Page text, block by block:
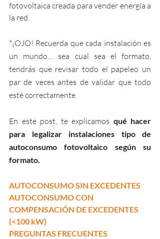
fotovoltaica creada para vender energía a
la red.
*¡OJO! Recuerda que cada instalación es
un mundo… sea cual sea el formato,
tendrás que revisar todo el papeleo un
par de veces antes de validar que todo
esté correctamente.
En este post, te explicamos qué hacer
para legalizar instalaciones tipo de
autoconsumo fotovoltaico según su
formato.
AUTOCONSUMO SIN EXCEDENTES
AUTOCONSUMO CON
COMPENSACIÓN DE EXCEDENTES
(<100 kW)
PREGUNTAS FRECUENTES